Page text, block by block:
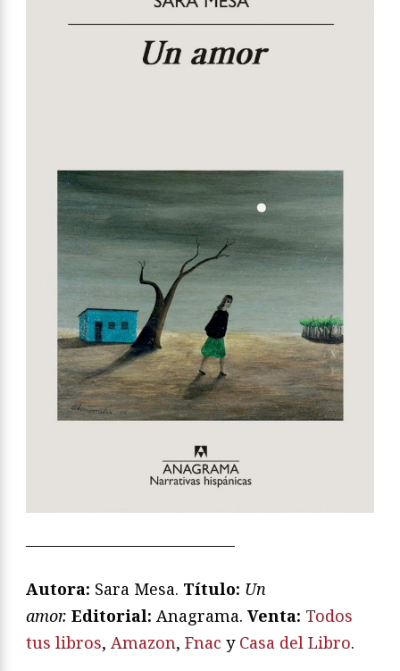
—————————————
Autora: Sara Mesa. Título: Un
amor. Editorial: Anagrama. Venta: Todos
tus libros, Amazon, Fnac y Casa del Libro.